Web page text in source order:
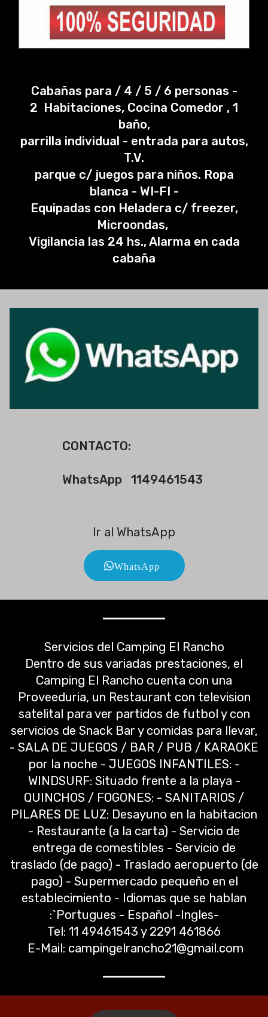
Cabañas para / 4 / 5 / 6 personas -
2 Habitaciones, Cocina Comedor , 1
baño,
parrilla individual - entrada para autos,
T.V.
parque c/ juegos para niños. Ropa
blanca - WI-FI -
Equipadas con Heladera c/ freezer,
Microondas,
Vigilancia las 24 hs., Alarma en cada
cabaña
CONTACTO:
WhatsApp 1149461543
Ir al WhatsApp
WhatsApp
Servicios del Camping El Rancho
Dentro de sus variadas prestaciones, el
Camping El Rancho cuenta con una
Proveeduria, un Restaurant con television
satelital para ver partidos de futbol y con
servicios de Snack Bar y comidas para llevar,
- SALA DE JUEGOS / BAR / PUB / KARAOKE
por la noche - JUEGOS INFANTILES: -
WINDSURF: Situado frente a la playa -
QUINCHOS / FOGONES: - SANITARIOS /
PILARES DE LUZ: Desayuno en la habitacion
- Restaurante (a la carta) - Servicio de
entrega de comestibles - Servicio de
traslado (de pago) - Traslado aeropuerto (de
pago) - Supermercado pequeño en el
establecimiento - Idiomas que se hablan
:`Portugues - Español -Ingles-
Tel: 11 49461543 y 2291 461866
E-Mail: campingelrancho21@gmail.com